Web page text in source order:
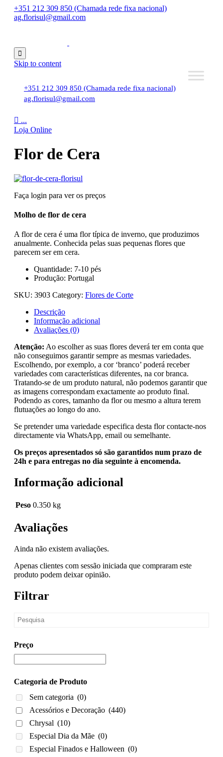
+351 212 309 850 (Chamada rede fixa nacional)
ag.florisul@gmail.com

Skip to content
+351 212 309 850 (Chamada rede fixa nacional)
ag.florisul@gmail.com
 ...
Loja Online
Flor de Cera
Faça login para ver os preços
Molho de flor de cera
A flor de cera é uma flor típica de inverno, que produzimos
anualmente. Conhecida pelas suas pequenas flores que
parecem ser em cera.
Quantidade: 7-10 pés
Produção: Portugal
SKU: 3903 Category: Flores de Corte
Descrição
Informação adicional
Avaliações (0)
Atenção: Ao escolher as suas flores deverá ter em conta que
não conseguimos garantir sempre as mesmas variedades.
Escolhendo, por exemplo, a cor ‘branco’ poderá receber
variedades com características diferentes, na cor branca.
Tratando-se de um produto natural, não podemos garantir que
as imagens correspondam exactamente ao produto final.
Podendo as cores, tamanho da flor ou mesmo a altura terem
flutuações ao longo do ano.
Se pretender uma variedade especifica desta flor contacte-nos
directamente via WhatsApp, email ou semelhante.
Os preços apresentados só são garantidos num prazo de
24h e para entregas no dia seguinte à encomenda.
Informação adicional
Peso 0.350 kg
Avaliações
Ainda não existem avaliações.
Apenas clientes com sessão iniciada que compraram este
produto podem deixar opinião.
Filtrar
Preço
Categoria de Produto
Sem categoria (0)
Acessórios e Decoração (440)
Chrysal (10)
Especial Dia da Mãe (0)
Especial Finados e Halloween (0)